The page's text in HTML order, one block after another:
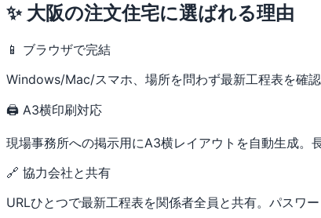
✨ 大阪の注文住宅に選ばれる理由
📱 ブラウザで完結
Windows/Mac/スマホ、場所を問わず最新工程表を確
🖨 A3横印刷対応
現場事務所への掲示用にA3横レイアウトを自動生成。
🔗 協力会社と共有
URLひとつで最新工程表を関係者全員と共有。パスワー